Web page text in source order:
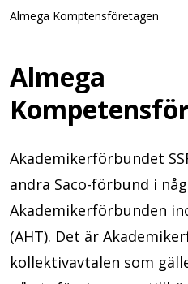
Almega Komptensföretagen
Almega
Akademikerförbundet
andra Saco-förbund i
Akademikerförbunden
(AHT). Det är
kollektivavtalen som